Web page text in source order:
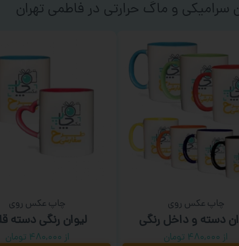
سرامیکی و ماگ حرارتی در فاطمی تهران
چاپ عکس روی
دسته و داخل رنگی
از ۴۸۰,۰۰۰ تومان
چاپ عکس روی
لیوان رنگی دسته
از ۴۸۰,۰۰۰ تومان